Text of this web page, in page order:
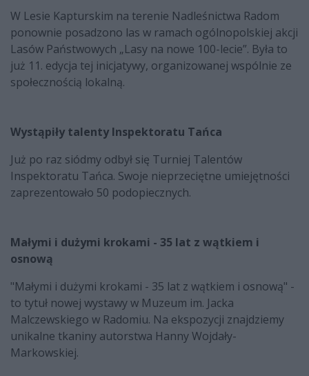
W Lesie Kapturskim na terenie Nadleśnictwa Radom
ponownie posadzono las w ramach ogólnopolskiej akcji
Lasów Państwowych „Lasy na nowe 100-lecie”. Była to
już 11. edycja tej inicjatywy, organizowanej wspólnie ze
społecznością lokalną.
Wystąpiły talenty Inspektoratu Tańca
Już po raz siódmy odbył się Turniej Talentów
Inspektoratu Tańca. Swoje nieprzeciętne umiejętności
zaprezentowało 50 podopiecznych.
Małymi i dużymi krokami - 35 lat z wątkiem i
osnową
"Małymi i dużymi krokami - 35 lat z wątkiem i osnową" -
to tytuł nowej wystawy w Muzeum im. Jacka
Malczewskiego w Radomiu. Na ekspozycji znajdziemy
unikalne tkaniny autorstwa Hanny Wojdały-
Markowskiej.